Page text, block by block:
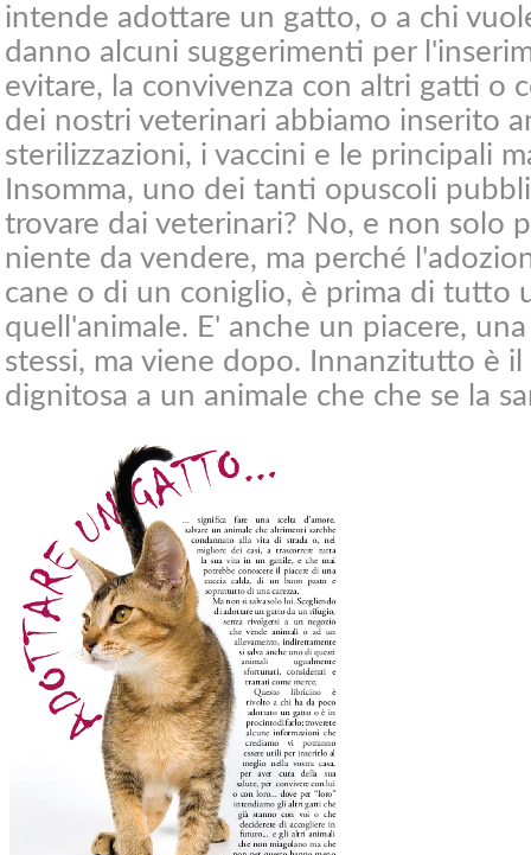
intende adottare un gatto, o a chi
danno alcuni suggerimenti per
evitare, la convivenza con altri gatti o
dei nostri veterinari abbiamo inserito
sterilizzazioni, i vaccini e le principali
Insomma, uno dei tanti opuscoli
trovare dai veterinari? No, e non solo
niente da vendere, ma perché
cane o di un coniglio, è prima di tutto
quell'animale. E' anche un piacere,
stessi, ma viene dopo. Innanzitutto è il
dignitosa a un animale che che se la